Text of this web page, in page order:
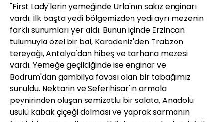
"First Lady'lerin yemeğinde Urla'nın sakız enginarı
vardı. İlk başta yedi bölgemizden yedi ayrı mezenin
farklı sunumları yer aldı. Bunun içinde Erzincan
tulumuyla özel bir bal, Karadeniz'den Trabzon
tereyağı, Antalya'dan hibeş ve tarhana mezesi
vardı. Yemeğe geçildiğinde ise enginar ve
Bodrum'dan gambilya favası olan bir tabağımız
sunuldu. Nektarin ve Seferihisar'ın armola
peynirinden oluşan semizotlu bir salata, Anadolu
usulü kabak çiçeği dolması ve yaprak sarmanın